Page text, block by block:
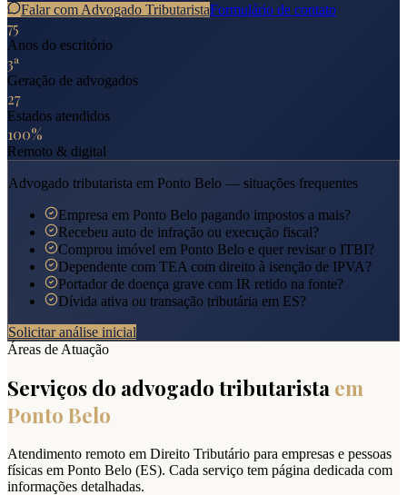
Falar com Advogado TributaristaFormulário de contato
75
Anos do escritório
3ª
Geração de advogados
27
Estados atendidos
100%
Remoto & digital
Advogado tributarista em Ponto Belo — situações frequentes
Empresa em Ponto Belo pagando impostos a mais?
Recebeu auto de infração ou execução fiscal?
Comprou imóvel em Ponto Belo e quer revisar o ITBI?
Dependente com TEA com direito à isenção de IPVA?
Portador de doença grave com IR retido na fonte?
Dívida ativa ou transação tributária em ES?
Solicitar análise inicial
Áreas de Atuação
Serviços do advogado tributarista em
Ponto Belo
Atendimento remoto em Direito Tributário para empresas e pessoas
físicas em Ponto Belo (ES). Cada serviço tem página dedicada com
informações detalhadas.